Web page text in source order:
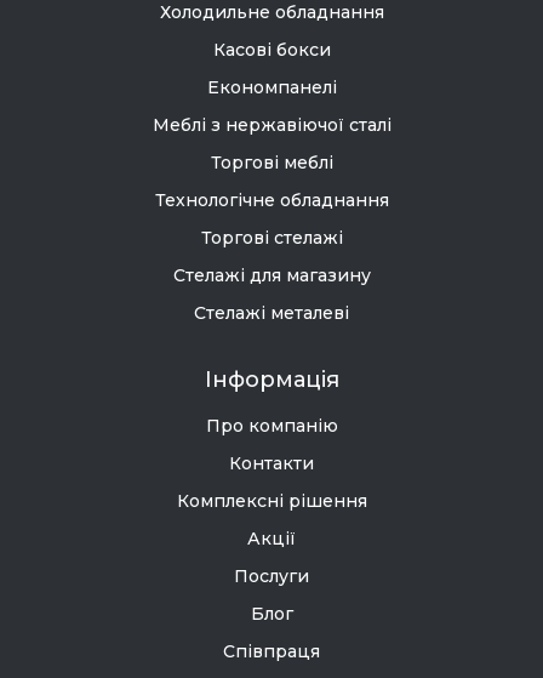
Холодильне обладнання
Касові бокси
Економпанелі
Меблі з нержавіючої сталі
Торгові меблі
Технологічне обладнання
Торгові стелажі
Стелажі для магазину
Стелажі металеві
Інформація
Про компанію
Контакти
Комплексні рішення
Акції
Послуги
Блог
Співпраця